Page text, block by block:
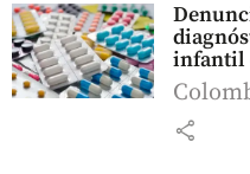
infantil
share